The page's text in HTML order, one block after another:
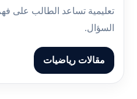
تعليمية تساعد الطالب على
السؤال.
مقالات رياضيات